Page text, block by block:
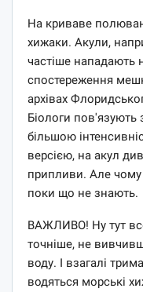
На криваве
хижаки. Акули,
частіше нападають
спостереження
архівах
Біологи пов'язують
більшою
версією, на акул
припливи. Але чому
поки що не знають.
ВАЖЛИВО! Ну тут
точніше, не
воду. І взагалі
водяться морські